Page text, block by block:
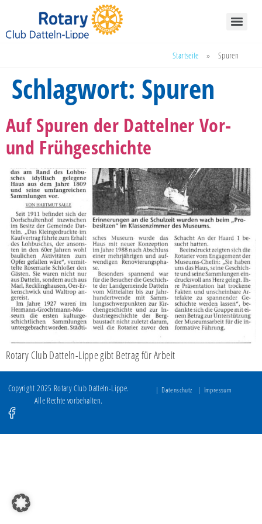
Startseite » Spuren
Schlagwort: Spuren
Auf Spuren der Dattelner Vor-
und Frühgeschichte
Rotary Club Datteln-Lippe gibt Betrag für Arbeit
Copyright 2025 Rotary Club Datteln-Lippe.
Alle Rechte vorbehalten.
Datenschutz Impressum